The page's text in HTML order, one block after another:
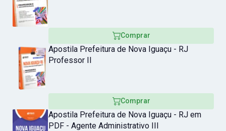
Comprar
Apostila Prefeitura de Nova Iguaçu - RJ
Professor II
Comprar
Apostila Prefeitura de Nova Iguaçu - RJ em
PDF - Agente Administrativo III